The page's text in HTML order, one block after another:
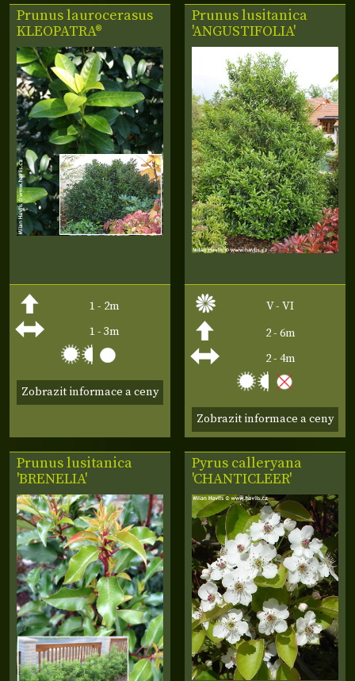
Prunus laurocerasus
KLEOPATRA®
1 - 2m
1 - 3m
Zobrazit informace a ceny
Prunus lusitanica
'ANGUSTIFOLIA'
V - VI
2 - 6m
2 - 4m
Zobrazit informace a ceny
Prunus lusitanica
'BRENELIA'
Pyrus calleryana
'CHANTICLEER'